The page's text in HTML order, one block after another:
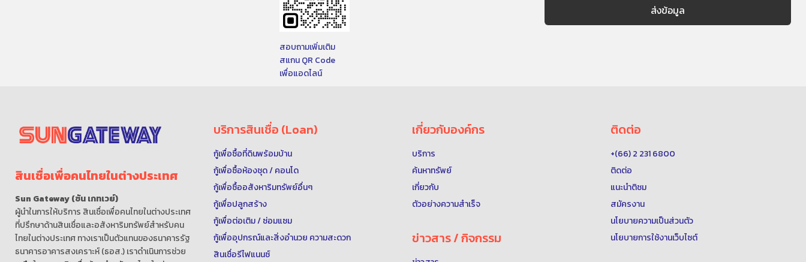
สอบถามเพิ่มเติม
สแกน QR Code
เพื่อแอดไลน์
สินเชื่อเพื่อคนไทยในต่างประเทศ
Sun Gateway (ซัน เกทเวย์)
ผู้นำในการให้บริการ สินเชื่อเพื่อคนไทยในต่างประเทศ
ที่ปรึกษาด้านสินเชื่อและอสังหาริมทรัพย์สำหรับคน
ไทยในต่างประเทศ ทางเราเป็นตัวแทนของธนาคารรัฐ
ธนาคารอาคารสงเคราะห์ (ธอส.) เราดำเนินการช่วย
บริการสินเชื่อ (Loan)
กู้เพื่อซื้อที่ดินพร้อมบ้าน
กู้เพื่อซื้อห้องชุด / คอนโด
กู้เพื่อซื้ออสังหาริมทรัพย์อื่นๆ
กู้เพื่อปลูกสร้าง
กู้เพื่อต่อเติม / ซ่อมแซม
กู้เพื่ออุปกรณ์และสิ่งอำนวย ความสะดวก
สินเชื่อรีไฟแนนซ์
เกี่ยวกับองค์กร
บริการ
ค้นหาทรัพย์
เกี่ยวกับ
ตัวอย่างความสำเร็จ
ข่าวสาร / กิจกรรม
ติดต่อ
+(66) 2 231 6800
ติดต่อ
แนะนำติชม
สมัครงาน
นโยบายความเป็นส่วนตัว
นโยบายการใช้งานเว็บไซต์